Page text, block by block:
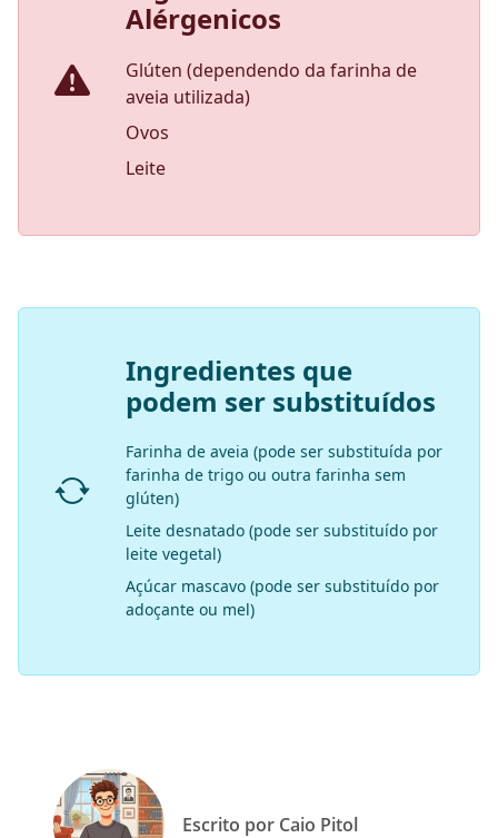
Alérgenicos
Glúten (dependendo da farinha de
aveia utilizada)
Ovos
Leite
Ingredientes que
podem ser substituídos
Farinha de aveia (pode ser substituída por
farinha de trigo ou outra farinha sem
glúten)
Leite desnatado (pode ser substituído por
leite vegetal)
Açúcar mascavo (pode ser substituído por
adoçante ou mel)
Escrito por Caio Pitol